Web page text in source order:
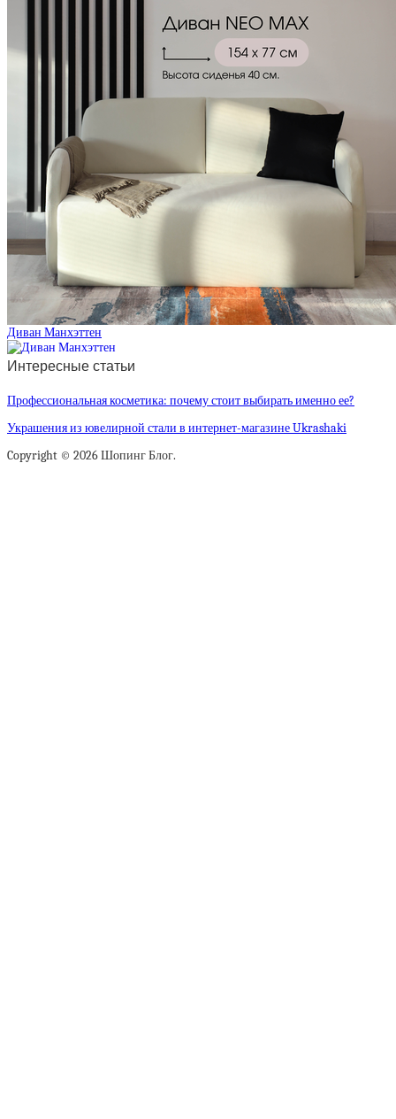
Диван Манхэттен
Интересные статьи
Профессиональная косметика: почему стоит выбирать именно ее?
Украшения из ювелирной стали в интернет-магазине Ukrashaki
Copyright © 2026 Шопинг Блог.